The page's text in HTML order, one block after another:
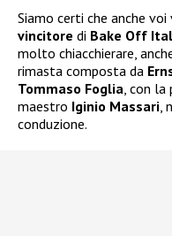
Siamo certi che anche
vincitore di Bake Off
molto chiacchierare,
rimasta composta da
Tommaso Foglia, con la
maestro Iginio Massari,
conduzione.